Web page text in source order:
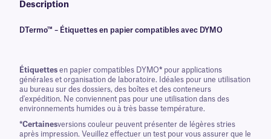
Description
DTermo™ – Étiquettes en papier compatibles avec DYMO
Étiquettes en papier compatibles DYMO* pour applications
générales et organisation de laboratoire. Idéales pour une utilisation
au bureau sur des dossiers, des boîtes et des conteneurs
d'expédition. Ne conviennent pas pour une utilisation dans des
environnements humides ou à très basse température.
*Certainesversions couleur peuvent présenter de légères stries
après impression. Veuillez effectuer un test pour vous assurer que le